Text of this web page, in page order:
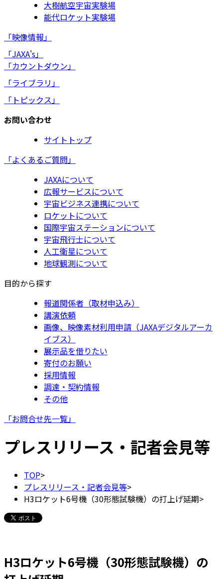
大樹航空宇宙実験場
能代ロケット実験場
「映像情報」
「JAXA's」
「カウントダウン」
「ライブラリ」
「トピックス」
お問い合わせ
サイトトップ
「よくあるご質問」
JAXAについて
広報サービスについて
宇宙ビジネス連携について
ロケットについて
国際宇宙ステーションについて
宇宙飛行士について
人工衛星について
地球観測について
目的から探す
報道関係者（取材申込み）
講演依頼
画像、映像素材利用申請（JAXAデジタルアーカ
イブス）
展示品を借りたい
寄付のお願い
採用情報
調達・契約情報
その他
「お問合せ先一覧」
プレスリリース・記者会見等
TOP>
プレスリリース・記者会見等>
H3ロケット6号機（30形態試験機）の打上げ延期>
H3ロケット6号機（30形態試験機）の